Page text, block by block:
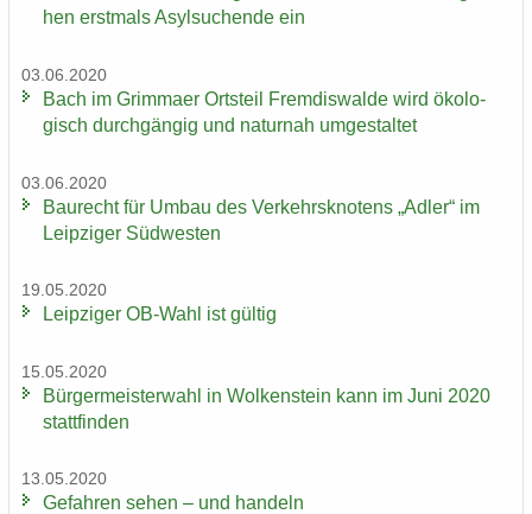
hen erst­mals Asyl­su­chen­de ein
03.06.2020
Bach im Grim­ma­er Orts­teil Frem­dis­wal­de wird öko­lo­
gisch durch­gän­gig und na­tur­nah um­ge­stal­tet
03.06.2020
Bau­recht für Umbau des Ver­kehrs­kno­tens „Adler“ im
Leip­zi­ger Süd­wes­ten
19.05.2020
Leip­zi­ger OB-​Wahl ist gül­tig
15.05.2020
Bür­ger­meis­ter­wahl in Wol­ken­stein kann im Juni 2020
statt­fin­den
13.05.2020
Ge­fah­ren sehen – und han­deln